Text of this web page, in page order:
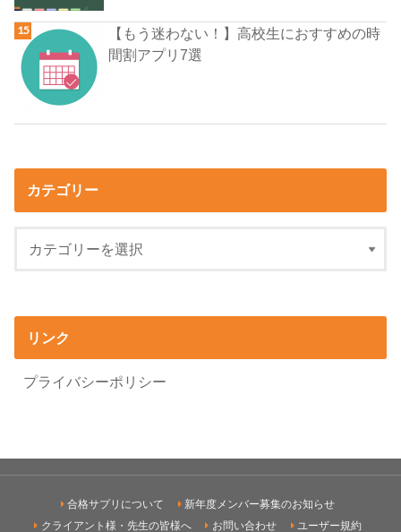
【もう迷わない！】高校生におすすめの時
間割アプリ7選
カテゴリー
リンク
プライバシーポリシー
合格サプリについて
新年度メンバー募集のお知らせ
クライアント様・先生の皆様へ
お問い合わせ ユーザー規約